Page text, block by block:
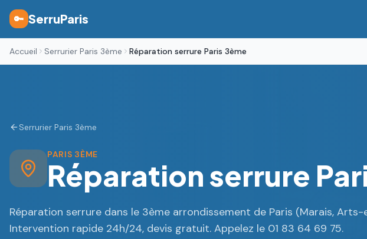
🔑 SerruParis
Accueil Serrurier Paris 3ème Réparation serrure Paris 3ème
Serrurier Paris 3ème
PARIS 3ÈME
Réparation serrure
Réparation serrure dans le 3ème arrondissement de Paris (Marais,
Intervention rapide 24h/24, devis gratuit. Appelez le 01 83 64 69 75.